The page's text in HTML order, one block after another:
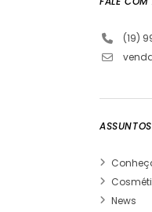
(19)
ASSUNTOS
News